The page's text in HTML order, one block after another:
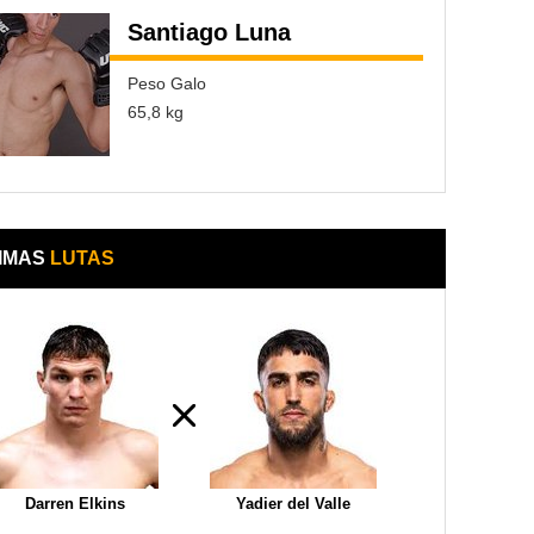
Santiago Luna
Peso Galo
65,8 kg
LUTAS
Darren Elkins Yadier del Valle